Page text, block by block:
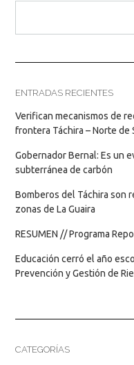
ENTRADAS RECIENTES
Verifican mecanismos de
frontera Táchira – Norte de
Gobernador Bernal: Es un
subterránea de carbón
Bomberos del Táchira son
zonas de La Guaira
RESUMEN // Programa
Educación cerró el año
Prevención y Gestión de
CATEGORÍAS